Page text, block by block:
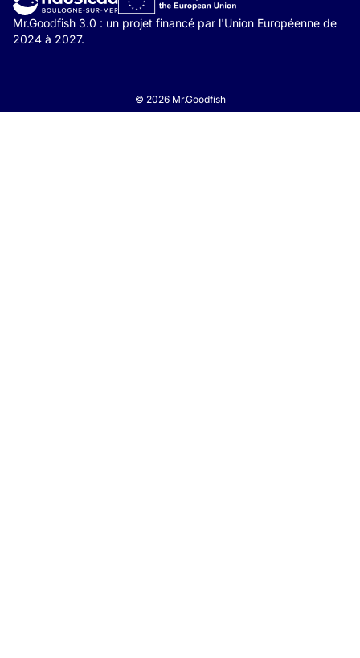
Mr.Goodfish 3.0 : un projet financé par l'Union Européenne de
2024 à 2027.
© 2026 Mr.Goodfish